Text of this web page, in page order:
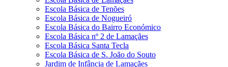
Escola Básica de Tenões
Escola Básica de Nogueiró
Escola Básica do Bairro Económico
Escola Básica nº 2 de Lamaçães
Escola Básica Santa Tecla
Escola Básica de S. João do Souto
Jardim de Infância de Lamaçães